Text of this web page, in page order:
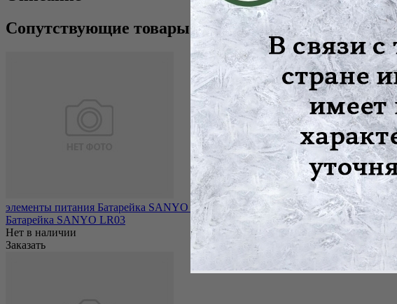
Сопутствующие товары
элементы питания Батарейка SANYO LR03
Батарейка SANYO LR03
Нет в наличии
Заказать